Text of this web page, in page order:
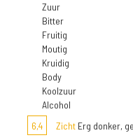
Zuur
Bitter
Fruitig
Moutig
Kruidig
Body
Koolzuur
Alcohol
6,4
Zicht Erg donker,